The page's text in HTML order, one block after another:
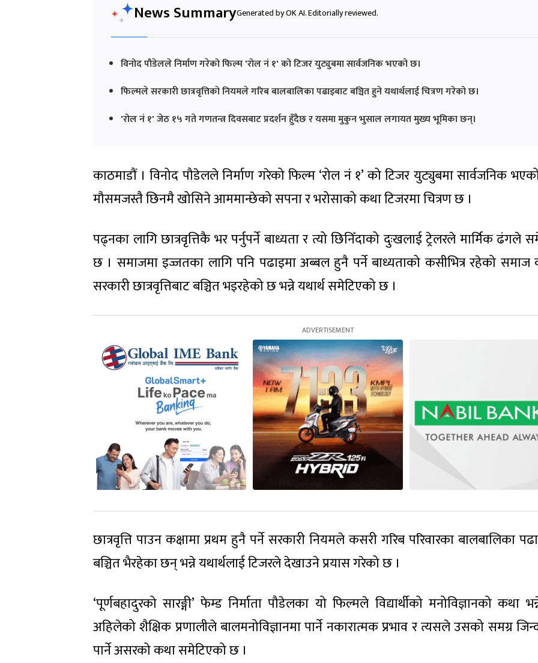
News SummaryGenerated by OK AI. Editorially reviewed.
विनोद पौडेलले निर्माण गरेको फिल्म 'रोल नं १' को टिजर युट्युबमा सार्वजनिक भएको छ।
फिल्मले सरकारी छात्रवृत्तिको नियमले गरिब बालबालिका पढाइबाट बञ्चित हुने यथार्थलाई चित्रण गरेको छ।
'रोल नं १' जेठ १५ गते गणतन्त्र दिवसबाट प्रदर्शन हुँदैछ र यसमा मुकुन भुसाल लगायत मुख्य भूमिका छन्।
काठमाडौं । विनोद पौडेलले निर्माण गरेको फिल्म ‘रोल नं १’ को टिजर युट्युबमा सार्वजनिक
मौसमजस्तै छिनमै खोसिने आममान्छेको सपना र भरोसाको कथा टिजरमा चित्रण छ ।
पढ्नका लागि छात्रवृत्तिकै भर पर्नुपर्ने बाध्यता र त्यो छिनिँदाको दुःखलाई ट्रेलरले मार्मिक ढंगले
छ । समाजमा इज्जतका लागि पनि पढाइमा अब्बल हुनै पर्ने बाध्यताको कसीभित्र रहेको समाज
सरकारी छात्रवृत्तिबाट बञ्चित भइरहेको छ भन्ने यथार्थ समेटिएको छ ।
छात्रवृत्ति पाउन कक्षामा प्रथम हुनै पर्ने सरकारी नियमले कसरी गरिब परिवारका बालबालिका
बञ्चित भैरहेका छन् भन्ने यथार्थलाई टिजरले देखाउने प्रयास गरेको छ ।
‘पूर्णबहादुरको सारङ्गी’ फेम्ड निर्माता पौडेलका यो फिल्मले विद्यार्थीको मनोविज्ञानको कथा
अहिलेको शैक्षिक प्रणालीले बालमनोविज्ञानमा पार्ने नकारात्मक प्रभाव र त्यसले उसको समग्र
पार्ने असरको कथा समेटिएको छ ।